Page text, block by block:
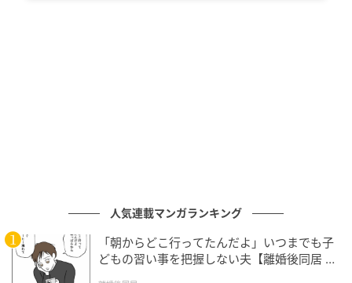
人気連載マンガランキング
「朝からどこ行ってたんだよ」いつまでも子
どもの習い事を把握しない夫【離婚後同居 Vo